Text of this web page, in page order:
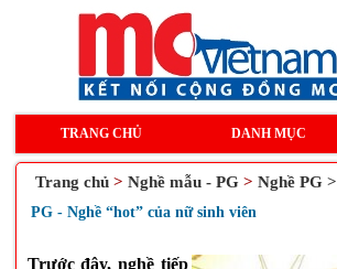
TRANG CHỦ DANH MỤC
Trang chủ > Nghề mẫu - PG> Nghề PG >
PG - Nghề “hot” của nữ sinh viên
Trước đây, nghề tiếp